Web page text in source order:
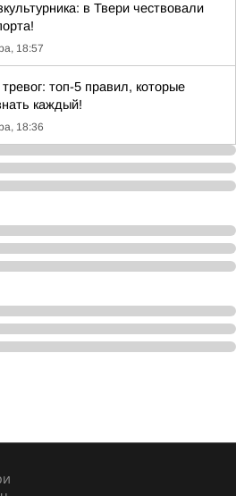
в Твери чествовали
18:57
топ-5 правил, которые
каждый!
18:36